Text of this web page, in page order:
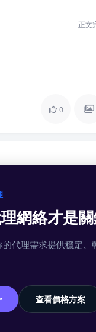
正文
0
網絡才是關
的代理需求提供穩定
查看價格方案